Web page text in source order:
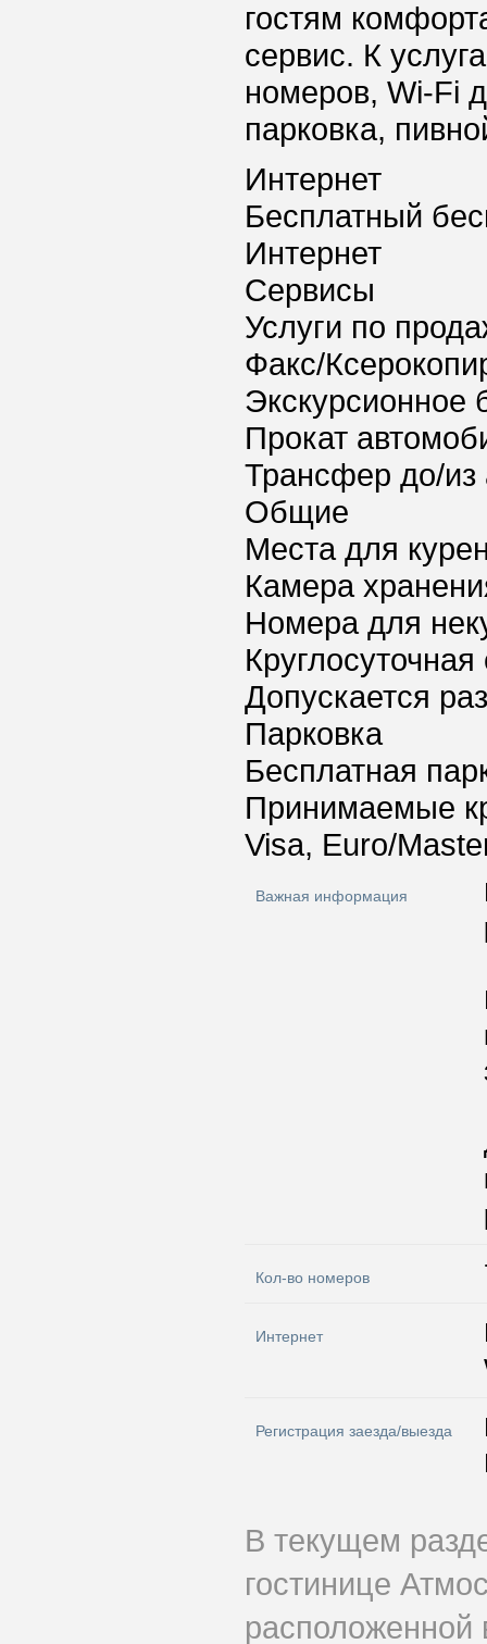
гостям
сервис. К
номеров, Wi-Fi
парковка,
Интернет
Бесплатный
Интернет
Сервисы
Услуги по
Факс/
Экскурсионное
Прокат
Трансфер до/из
Общие
Места для
Камера
Номера для
Допускается
Парковка
Бесплатная
Принимаемые
Visa, Euro/
Важная информация
Кол-во номеров
Интернет
Регистрация заезда/выезда
В текущем
гостинице
расположенной